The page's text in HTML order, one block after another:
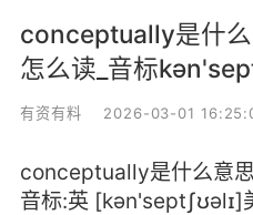
conceptually是什
怎么读_音标
有资有料 2026-03-01
conceptually是什么意思
音标:英 [kən'septʃʊəlɪ]